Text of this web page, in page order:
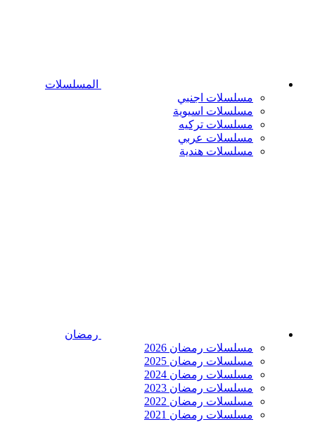
المسلسلات
مسلسلات اجنبي
مسلسلات اسيوية
مسلسلات تركيه
مسلسلات عربي
مسلسلات هندية
رمضان
مسلسلات رمضان 2026
مسلسلات رمضان 2025
مسلسلات رمضان 2024
مسلسلات رمضان 2023
مسلسلات رمضان 2022
مسلسلات رمضان 2021